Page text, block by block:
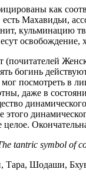
как
Махавидьи,
освобождение,
(почитателей
богинь
посмотреть в
даже в
tantric symbol of
Тара, Шодаши,